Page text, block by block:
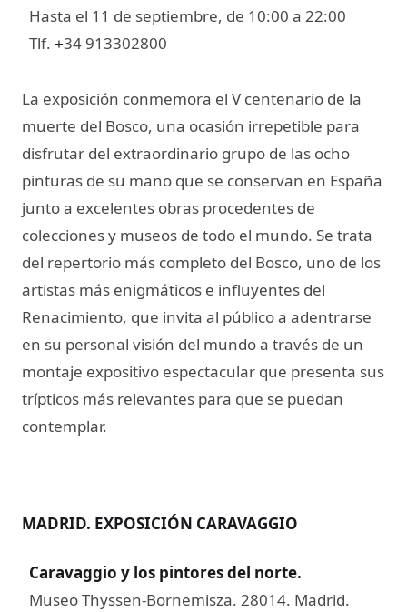
Hasta el 11 de septiembre, de 10:00 a 22:00
Tlf. +34 913302800
La exposición conmemora el V centenario de la
muerte del Bosco, una ocasión irrepetible para
disfrutar del extraordinario grupo de las ocho
pinturas de su mano que se conservan en España
junto a excelentes obras procedentes de
colecciones y museos de todo el mundo. Se trata
del repertorio más completo del Bosco, uno de los
artistas más enigmáticos e influyentes del
Renacimiento, que invita al público a adentrarse
en su personal visión del mundo a través de un
montaje expositivo espectacular que presenta sus
trípticos más relevantes para que se puedan
contemplar.
MADRID. EXPOSICIÓN CARAVAGGIO
Caravaggio y los pintores del norte.
Museo Thyssen-Bornemisza. 28014. Madrid.